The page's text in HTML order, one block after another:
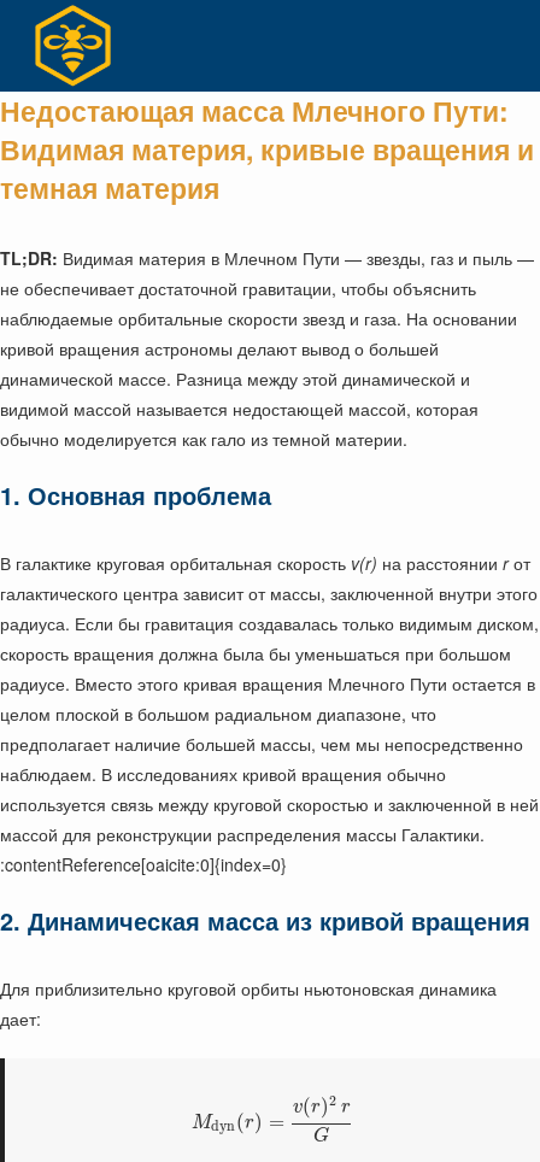
Перейти
содержимому
Недостающая масса Млечного Пути:
Видимая материя, кривые вращения и
темная материя
TL;DR: Видимая материя в Млечном Пути — звезды, газ и пыль —
не обеспечивает достаточной гравитации, чтобы объяснить
наблюдаемые орбитальные скорости звезд и газа. На основании
кривой вращения астрономы делают вывод о большей
динамической массе. Разница между этой динамической и
видимой массой называется недостающей массой, которая
обычно моделируется как гало из темной материи.
1. Основная проблема
В галактике круговая орбитальная скорость v(r) на расстоянии rот
галактического центра зависит от массы, заключенной внутри этого
радиуса. Если бы гравитация создавалась только видимым диском,
скорость вращения должна была бы уменьшаться при большом
радиусе. Вместо этого кривая вращения Млечного Пути остается в
целом плоской в большом радиальном диапазоне, что
предполагает наличие большей массы, чем мы непосредственно
наблюдаем. В исследованиях кривой вращения обычно
используется связь между круговой скоростью и заключенной в ней
массой для реконструкции распределения массы Галактики.
:contentReference[oaicite:0]{index=0}
2. Динамическая масса из кривой вращения
Для приблизительно круговой орбиты ньютоновская динамика
дает:
Mdyn(r) =
v(r)2 r
G